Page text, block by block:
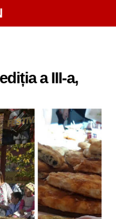
a III-a,